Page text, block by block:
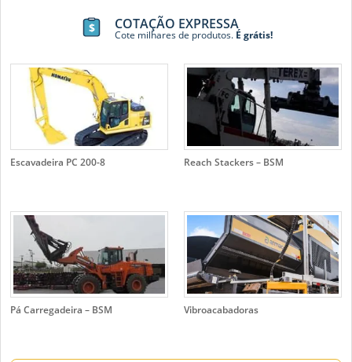
COTAÇÃO EXPRESSA
Cote milhares de produtos.É grátis!
Escavadeira PC 200-8 Reach Stackers – BSM
Pá Carregadeira – BSM Vibroacabadoras